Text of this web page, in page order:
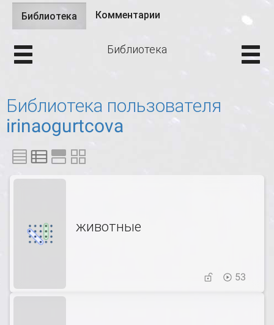
Главные вкладки
Библиотека (активная
вкладка)
Комментарии
Библиотека
Библиотека пользователя
irinaogurtcova
животные
53